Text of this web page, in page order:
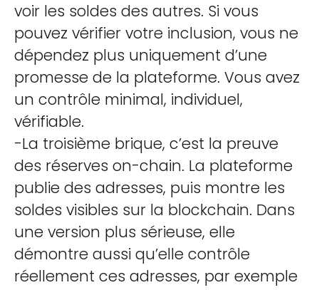
voir les soldes des autres. Si vous
pouvez vérifier votre inclusion, vous ne
dépendez plus uniquement d’une
promesse de la plateforme. Vous avez
un contrôle minimal, individuel,
vérifiable.
-La troisième brique, c’est la preuve
des réserves on-chain. La plateforme
publie des adresses, puis montre les
soldes visibles sur la blockchain. Dans
une version plus sérieuse, elle
démontre aussi qu’elle contrôle
réellement ces adresses, par exemple